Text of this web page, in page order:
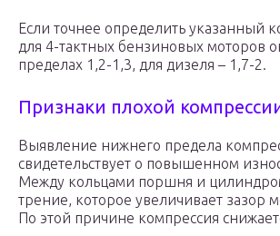
Если точнее определить указанный
для 4-тактных бензиновых моторов
пределах 1,2-1,3, для дизеля – 1,7-2.
Признаки плохой
Выявление нижнего предела
свидетельствует о повышенном
Между кольцами поршня и
трение, которое увеличивает зазор
По этой причине компрессия